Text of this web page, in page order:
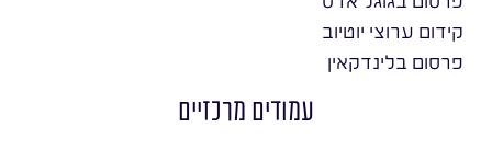
קידום ערוצי יוטיוב
פרסום בלינדקאין
עמודים מרכזיים